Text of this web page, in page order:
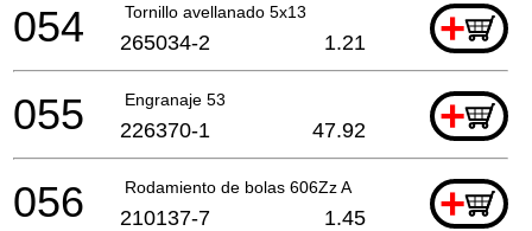
Tornillo avellanado 5x13 +
054 265034-2 1.21
Engranaje 53 +
055 226370-1 47.92
Rodamiento de bolas 606Zz A +
056 210137-7 1.45